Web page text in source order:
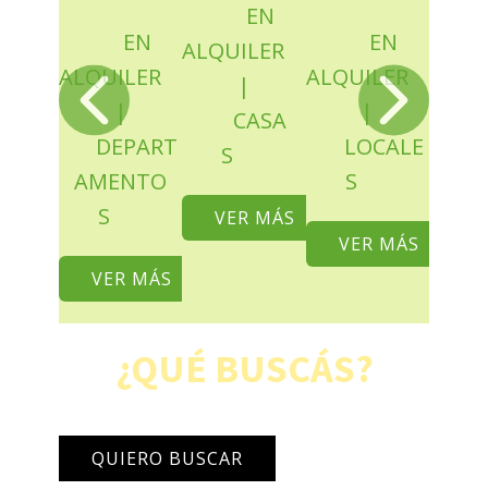
EN
ALQUILER
|
DEPART
AMENTO
S
VER MÁS
EN
ALQUILER
|
CASA
S
VER MÁS
EN
ALQUILER
|
LOCALE
S
VER MÁS
¿QUÉ BUSCÁS?
QUIERO BUSCAR